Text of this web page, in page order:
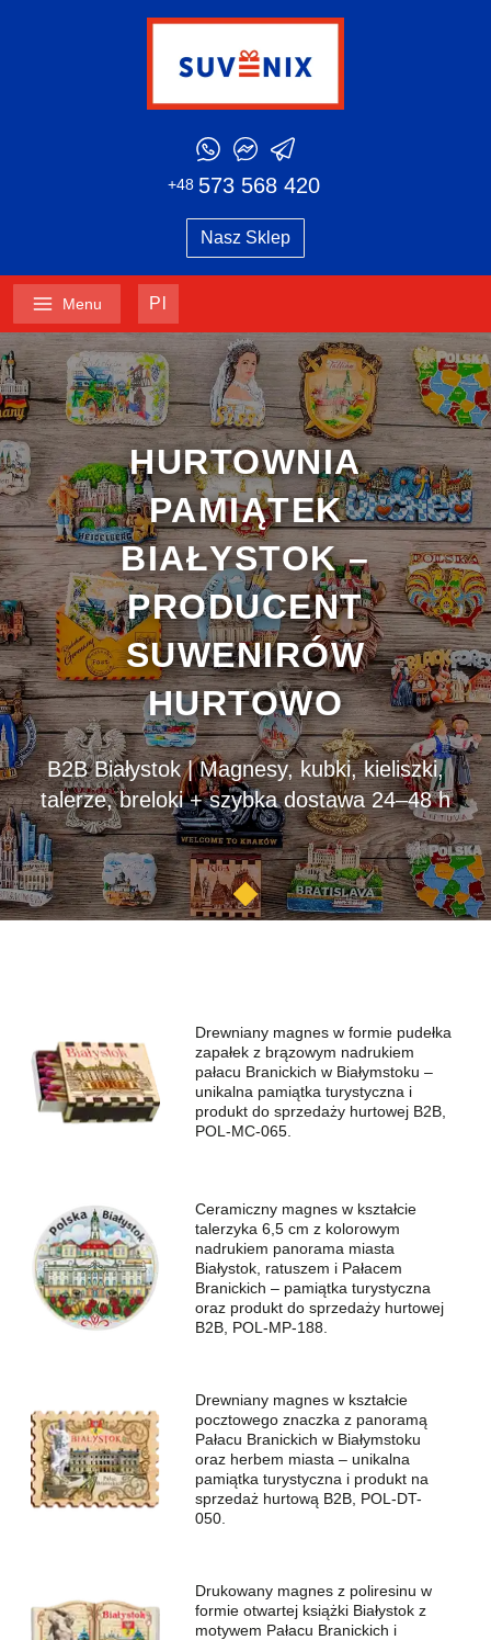
+48 573 568 420
Nasz Sklep
Menu Pl
HURTOWNIA
PAMIĄTEK
BIAŁYSTOK –
PRODUCENT
SUWENIRÓW
HURTOWO
B2B Białystok | Magnesy, kubki, kieliszki,
talerze, breloki + szybka dostawa 24–48 h
Drewniany magnes w formie pudełka
zapałek z brązowym nadrukiem
pałacu Branickich w Białymstoku –
unikalna pamiątka turystyczna i
produkt do sprzedaży hurtowej B2B,
POL-MC-065.
Ceramiczny magnes w kształcie
talerzyka 6,5 cm z kolorowym
nadrukiem panorama miasta
Białystok, ratuszem i Pałacem
Branickich – pamiątka turystyczna
oraz produkt do sprzedaży hurtowej
B2B, POL-MP-188.
Drewniany magnes w kształcie
pocztowego znaczka z panoramą
Pałacu Branickich w Białymstoku
oraz herbem miasta – unikalna
pamiątka turystyczna i produkt na
sprzedaż hurtową B2B, POL-DT-
050.
Drukowany magnes z poliresinu w
formie otwartej książki Białystok z
motywem Pałacu Branickich i